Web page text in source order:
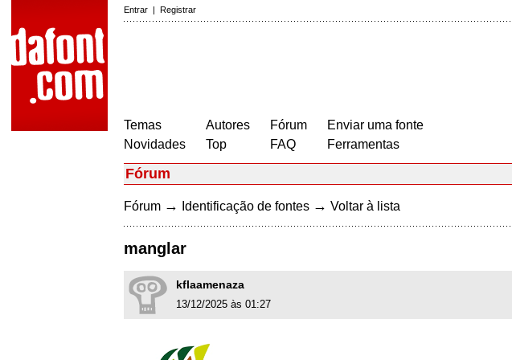
Entrar | Registrar
Temas
Novidades
Autores
Top
Fórum
FAQ
Enviar uma fonte
Ferramentas
Fórum
Fórum → Identificação de fontes → Voltar à lista
manglar
kflaamenaza
13/12/2025 às 01:27